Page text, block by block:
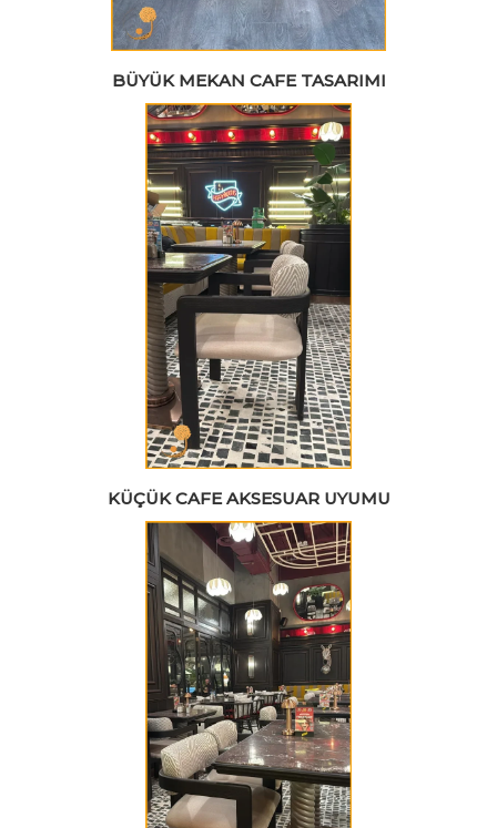
BÜYÜK MEKAN CAFE TASARIMI
KÜÇÜK CAFE AKSESUAR UYUMU